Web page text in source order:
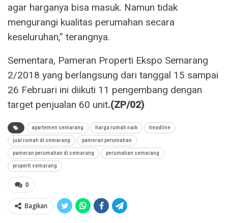
agar harganya bisa masuk. Namun tidak
mengurangi kualitas perumahan secara
keseluruhan,” terangnya.
Sementara, Pameran Properti Ekspo Semarang
2/2018 yang berlangsung dari tanggal 15 sampai
26 Februari ini diikuti 11 pengembang dengan
target penjualan 60 unit.(ZP/02)
apartemen semarang harga rumah naik headline
jual rumah di semarang pameran perumahan
pameran perumahan di semarang perumahan semarang
properti semarang
0
Bagikan